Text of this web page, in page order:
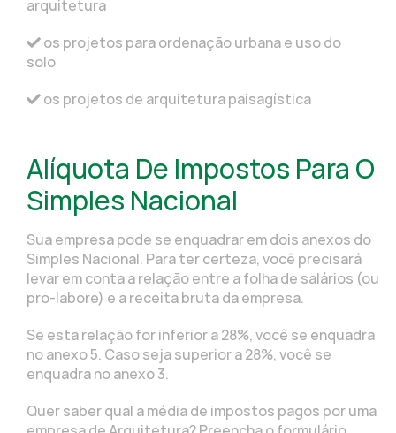
arquitetura
os projetos para ordenação urbana e uso do
solo
os projetos de arquitetura paisagística
Alíquota De Impostos Para O
Simples Nacional
Sua empresa pode se enquadrar em dois anexos do
Simples Nacional. Para ter certeza, você precisará
levar em conta a relação entre a folha de salários (ou
pro-labore) e a receita bruta da empresa.
Se esta relação for inferior a 28%, você se enquadra
no anexo 5. Caso seja superior a 28%, você se
enquadra no anexo 3.
Quer saber qual a média de impostos pagos por uma